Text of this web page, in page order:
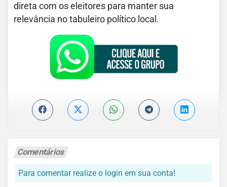
direta com os eleitores para manter sua
relevância no tabuleiro político local.
Comentários
Para comentar realize o login em sua conta!